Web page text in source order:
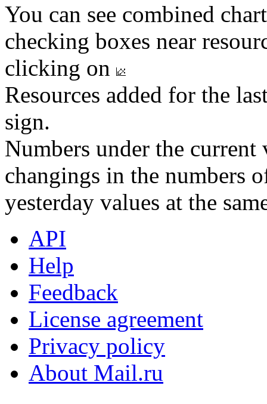
You can see combined
checking boxes near
clicking on
Resources added for the
sign.
Numbers under the
changings in the numbers
yesterday values at the
API
Help
Feedback
License agreement
Privacy policy
About Mail.ru